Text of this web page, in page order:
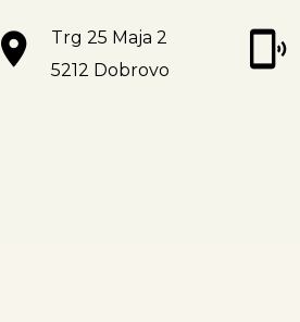
Trg 25 Maja 2
5212 Dobrovo